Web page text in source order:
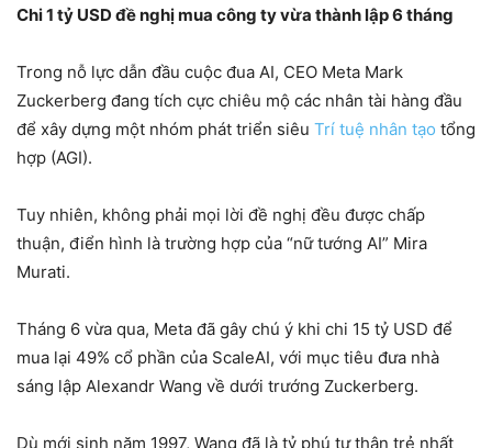
Chi 1 tỷ USD đề nghị mua công ty vừa thành lập 6 tháng
Trong nỗ lực dẫn đầu cuộc đua AI, CEO Meta Mark
Zuckerberg đang tích cực chiêu mộ các nhân tài hàng đầu
để xây dựng một nhóm phát triển siêu Trí tuệ nhân tạo tổng
hợp (AGI).
Tuy nhiên, không phải mọi lời đề nghị đều được chấp
thuận, điển hình là trường hợp của “nữ tướng AI” Mira
Murati.
Tháng 6 vừa qua, Meta đã gây chú ý khi chi 15 tỷ USD để
mua lại 49% cổ phần của ScaleAI, với mục tiêu đưa nhà
sáng lập Alexandr Wang về dưới trướng Zuckerberg.
Dù mới sinh năm 1997, Wang đã là tỷ phú tự thân trẻ nhất